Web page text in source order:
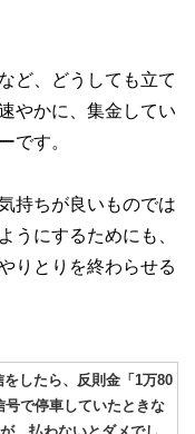
ど、どうしても立て
やかに、集金してい
です。
持ちが良いものでは
うにするためにも、
りとりを終わらせる
したら、反則金「1万80
号で停車していたときな
、払わないとダメでし